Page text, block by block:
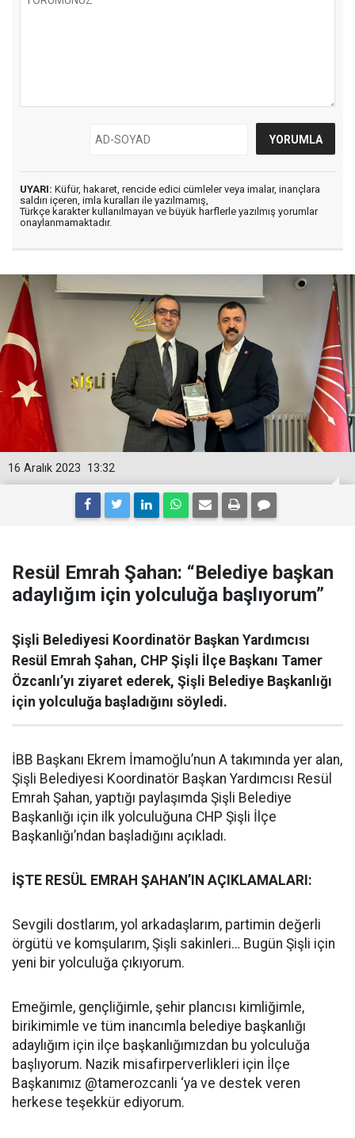
UYARI: Küfür, hakaret, rencide edici cümleler veya imalar, inançlara
saldırı içeren, imla kuralları ile yazılmamış,
Türkçe karakter kullanılmayan ve büyük harflerle yazılmış yorumlar
onaylanmamaktadır.
13:32
16 Aralık 2023
Resül Emrah Şahan: “Belediye başkan
adaylığım için yolculuğa başlıyorum”
Şişli Belediyesi Koordinatör Başkan Yardımcısı
Resül Emrah Şahan, CHP Şişli İlçe Başkanı Tamer
Özcanlı’yı ziyaret ederek, Şişli Belediye Başkanlığı
için yolculuğa başladığını söyledi.
İBB Başkanı Ekrem İmamoğlu’nun A takımında yer alan,
Şişli Belediyesi Koordinatör Başkan Yardımcısı Resül
Emrah Şahan, yaptığı paylaşımda Şişli Belediye
Başkanlığı için ilk yolculuğuna CHP Şişli İlçe
Başkanlığı’ndan başladığını açıkladı.
İŞTE RESÜL EMRAH ŞAHAN’IN AÇIKLAMALARI:
Sevgili dostlarım, yol arkadaşlarım, partimin değerli
örgütü ve komşularım, Şişli sakinleri… Bugün Şişli için
yeni bir yolculuğa çıkıyorum.
Emeğimle, gençliğimle, şehir plancısı kimliğimle,
birikimimle ve tüm inancımla belediye başkanlığı
adaylığım için ilçe başkanlığımızdan bu yolculuğa
başlıyorum. Nazik misafirperverlikleri için İlçe
Başkanımız @tamerozcanli ‘ya ve destek veren
herkese teşekkür ediyorum.